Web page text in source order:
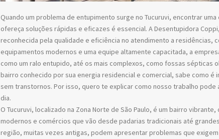
Quando um problema de entupimento surge no Tucuruvi, encontrar uma
ofereça soluções rápidas e eficazes é essencial. A Desentupidora
reconhecida pela qualidade e eficiência no atendimento a residências,
equipamentos modernos e uma equipe altamente capacitada, a
como um ralo entupido, até os mais complexos, como fossas sépticas
bairro conhecido por sua energia residencial e comercial, sabe como é
sem transtornos. Por isso, quero te explicar como nosso trabalho pode
dia.
O Tucuruvi, localizado na Zona Norte de São Paulo, é um bairro
modernos e comércios que vão desde padarias tradicionais até
região, muitas vezes antigas, podem apresentar problemas que